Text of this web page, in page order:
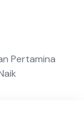
Pertamina